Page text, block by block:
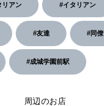
リアン #イタリアン
#友達 #同僚
#成城学園前駅
周辺のお店